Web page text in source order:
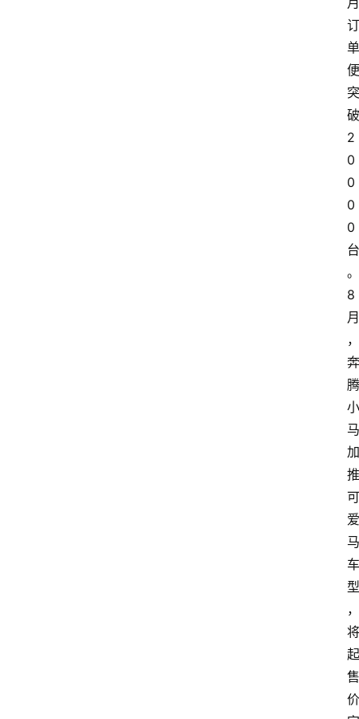
订
单
便
突
破
2
0
0
0
0
台
。
8
月
，
奔
腾
小
马
加
推
可
爱
马
车
型
，
将
起
售
价